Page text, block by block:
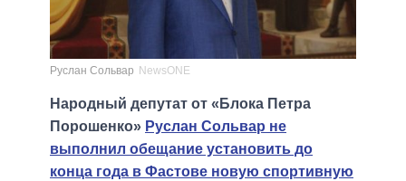
Руслан Сольвар NewsONE
Народный депутат от «Блока Петра
Порошенко» Руслан Сольвар не
выполнил обещание установить до
конца года в Фастове новую спортивную